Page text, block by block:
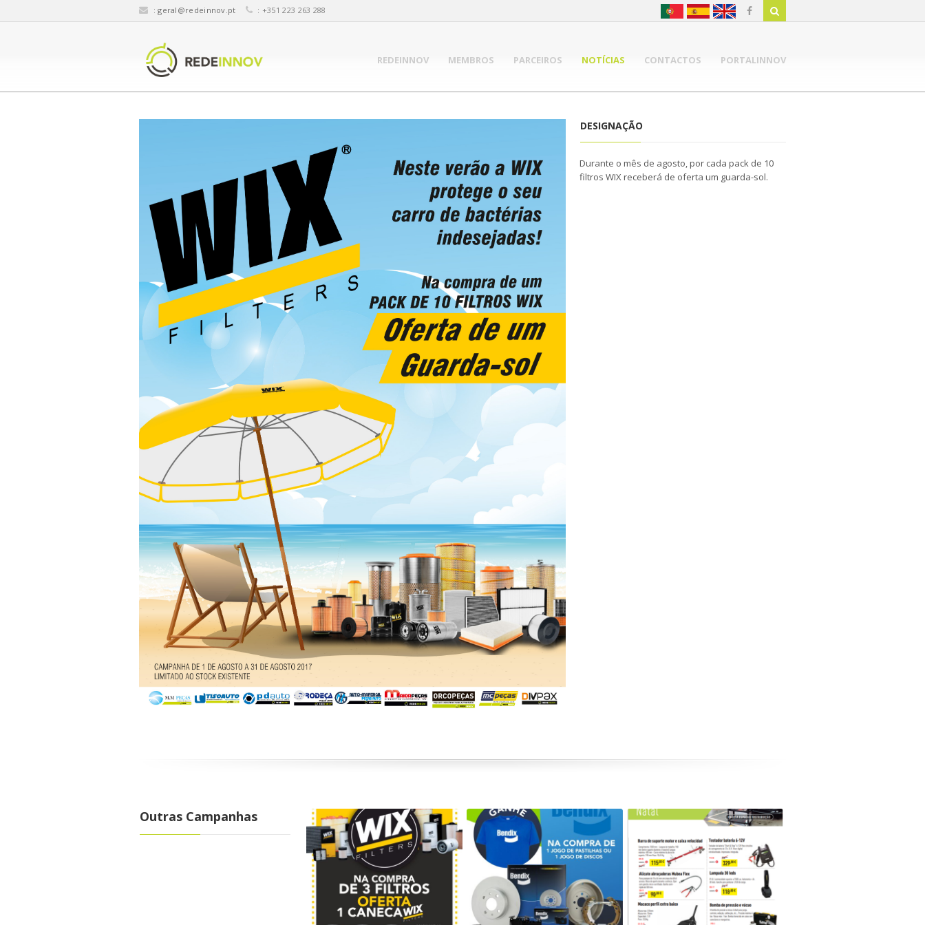
:geral@redeinnov.pt : +351 223 263 288
REDEINNOV MEMBROS PARCEIROS NOTÍCIAS CONTACTOS PORTALINNOV
DESIGNAÇÃO
Durante o mês de agosto, por cada pack de 10
filtros WIX receberá de oferta um guarda-sol.
Outras Campanhas